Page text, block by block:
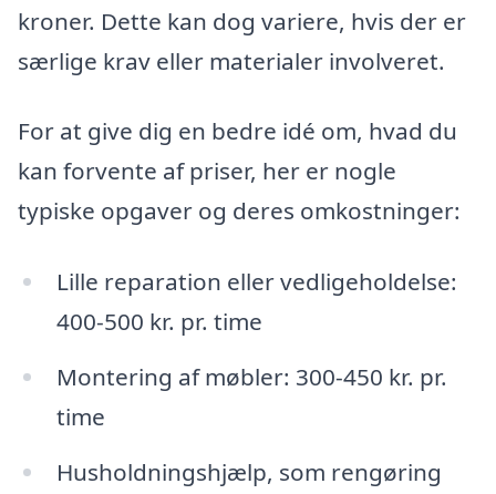
kroner. Dette kan dog variere, hvis der er
særlige krav eller materialer involveret.
For at give dig en bedre idé om, hvad du
kan forvente af priser, her er nogle
typiske opgaver og deres omkostninger:
Lille reparation eller vedligeholdelse:
400-500 kr. pr. time
Montering af møbler: 300-450 kr. pr.
time
Husholdningshjælp, som rengøring